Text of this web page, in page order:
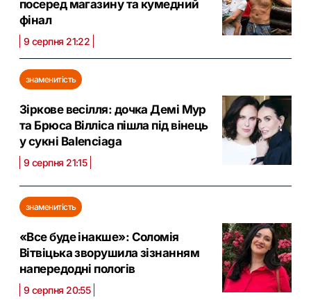
посеред магазину та кумедний
фінал
9 серпня 21:22
знаменитість
Зіркове весілля: дочка Демі Мур
та Брюса Вілліса пішла під вінець
у сукні Balenciaga
9 серпня 21:15
знаменитість
«Все буде інакше»: Соломія
Вітвіцька зворушила зізнанням
напередодні пологів
9 серпня 20:55